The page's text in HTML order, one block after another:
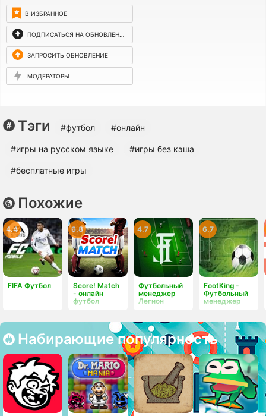
В ИЗБРАННОЕ
ПОДПИСАТЬСЯ НА ОБНОВЛЕНИЯ
ЗАПРОСИТЬ ОБНОВЛЕНИЕ
МОДЕРАТОРЫ
Тэги #футбол #онлайн
#игры на русском языке #игры без кэша
#бесплатные игры
Похожие
FIFA Футбол
4.4
Score! Match
- онлайн
футбол
6.8
Футбольный
менеджер
Легион
4.7
FootKing -
Футбольный
менеджер
6.7
Набирающие популярность